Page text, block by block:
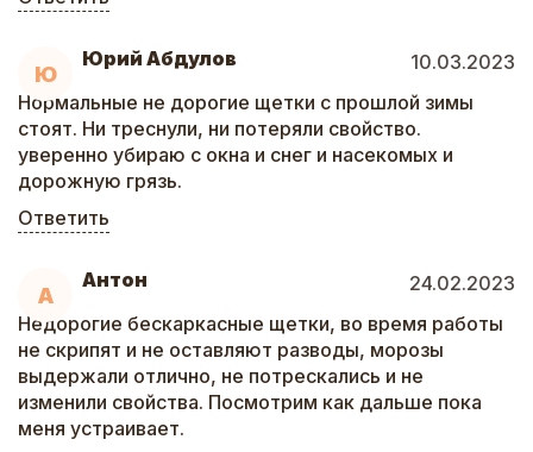
Ю
Юрий Абдулов
10.03.2023
Нормальные не дорогие щетки с прошлой зимы
стоят. Ни треснули, ни потеряли свойство.
уверенно убираю с окна и снег и насекомых и
дорожную грязь.
Ответить
А
Антон
24.02.2023
Недорогие бескаркасные щетки, во время работы
не скрипят и не оставляют разводы, морозы
выдержали отлично, не потрескались и не
изменили свойства. Посмотрим как дальше пока
меня устраивает.